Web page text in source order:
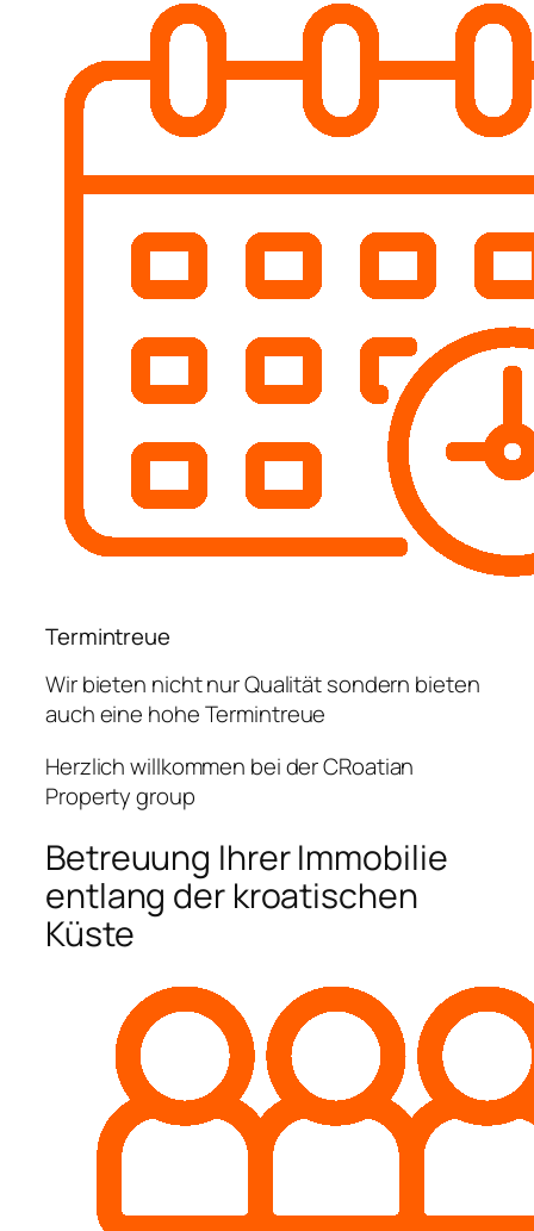
Termintreue
Wir bieten nicht nur Qualität sondern bieten
auch eine hohe Termintreue
Herzlich willkommen bei der CRoatian
Property group
Betreuung Ihrer Immobilie
entlang der kroatischen
Küste